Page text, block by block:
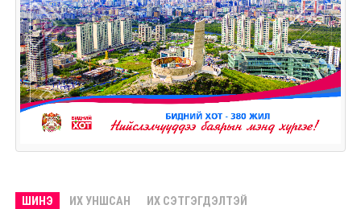
ШИНЭ ИХ УНШСАН ИХ СЭТГЭГДЭЛТЭЙ